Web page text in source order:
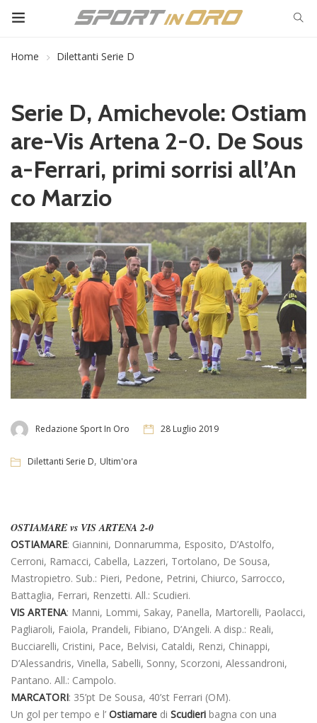
Home Dilettanti Serie D
Serie D, Amichevole: Ostiam
are-Vis Artena 2-0. De Sous
a-Ferrari, primi sorrisi all’An
co Marzio
Redazione Sport In Oro 28 Luglio 2019
Dilettanti Serie D, Ultim'ora
OSTIAMARE vs VIS ARTENA 2-0
OSTIAMARE: Giannini, Donnarumma, Esposito, D’Astolfo,
Cerroni, Ramacci, Cabella, Lazzeri, Tortolano, De Sousa,
Mastropietro. Sub.: Pieri, Pedone, Petrini, Chiurco, Sarrocco,
Battaglia, Ferrari, Renzetti. All.: Scudieri.
VIS ARTENA: Manni, Lommi, Sakay, Panella, Martorelli, Paolacci,
Pagliaroli, Faiola, Prandeli, Fibiano, D’Angeli. A disp.: Reali,
Bucciarelli, Cristini, Pace, Belvisi, Cataldi, Renzi, Chinappi,
D’Alessandris, Vinella, Sabelli, Sonny, Scorzoni, Alessandroni,
Pantano. All.: Campolo.
MARCATORI: 35’pt De Sousa, 40’st Ferrari (OM).
Un gol per tempo e l’ Ostiamare di Scudieri bagna con una